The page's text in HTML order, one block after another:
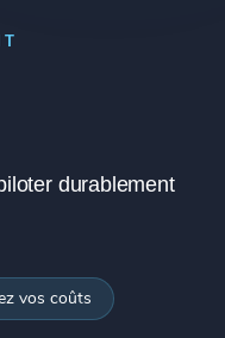
durablement
vos coûts